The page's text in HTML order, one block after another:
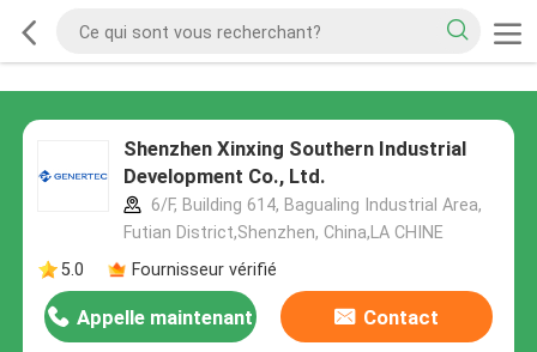
Shenzhen Xinxing Southern Industrial
Development Co., Ltd.
6/F, Building 614, Bagualing Industrial Area,
Futian District,Shenzhen, China,LA CHINE
5.0
Fournisseur vérifié
Appelle maintenant Contact